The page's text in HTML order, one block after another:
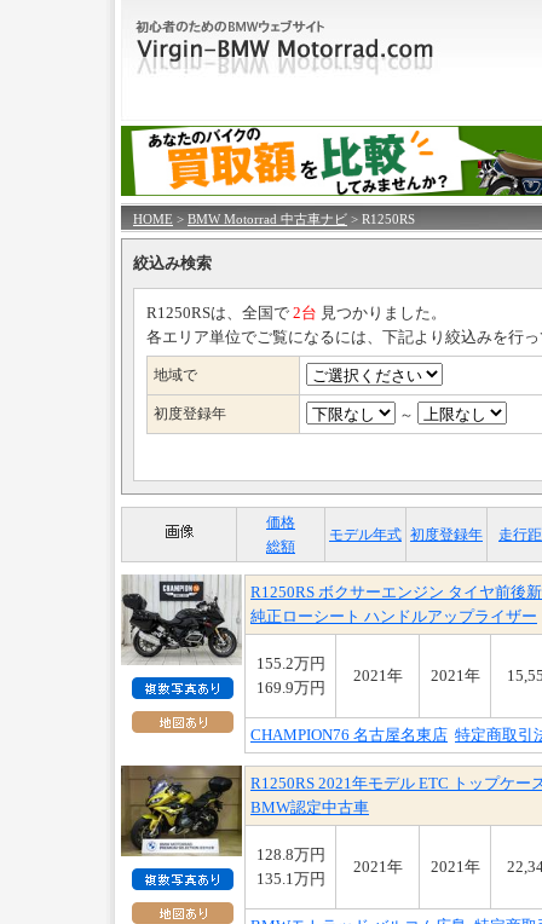
HOME > BMW Motorrad 中古車ナビ > R1250RS
絞込み検索
R1250RSは、全国で 2台 見つかりました。
各エリア単位でご覧になるには、下記より絞込みを行
地域で
初度登録年 ～
価格
総額
モデル年式 初度登録年 走行
R1250RS ボクサーエンジン タイヤ前後
純正ローシート ハンドルアップライザー
155.2万円
169.9万円
2021年 2021年
CHAMPION76 名古屋名東店 特定商取引
R1250RS 2021年モデル ETC トップケ
BMW認定中古車
128.8万円
135.1万円
2021年 2021年